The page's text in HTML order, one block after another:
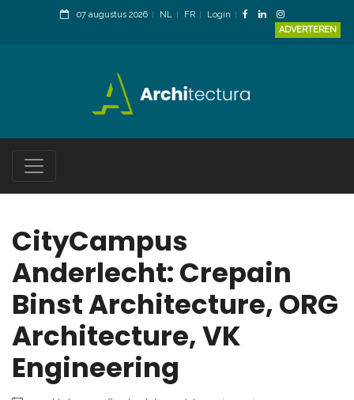
07 augustus 2026 NL FR
Login
ADVERTEREN
CityCampus
Anderlecht: Crepain
Binst Architecture, ORG
Architecture, VK
Engineering